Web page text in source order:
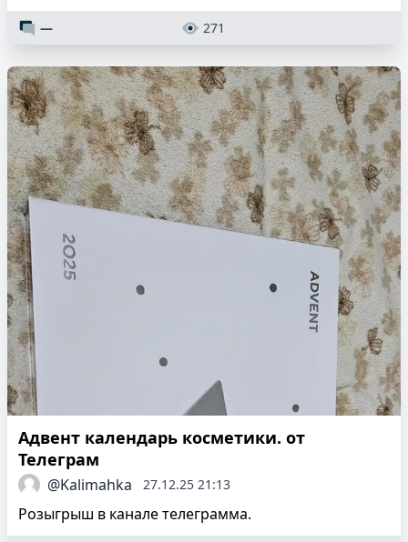
— 271
Адвент календарь косметики. от
Телеграм
@Kalimahka 27.12.25 21:13
Розыгрыш в канале телеграмма.